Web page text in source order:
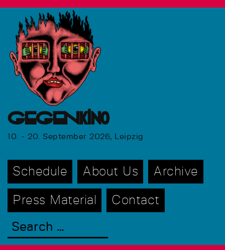
GEGENkino
10. - 20. September 2026, Leipzig
Schedule About Us Archive
Press Material Contact